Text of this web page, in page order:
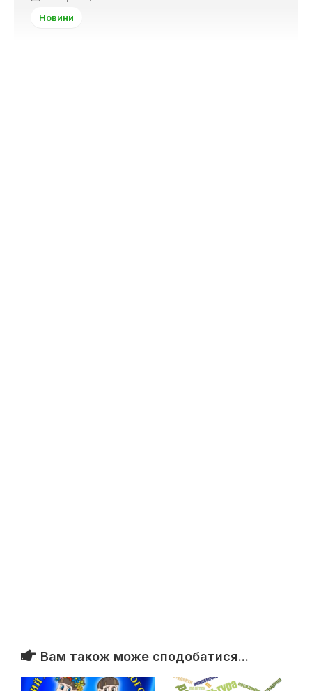
Новини
Вам також може сподобатися...